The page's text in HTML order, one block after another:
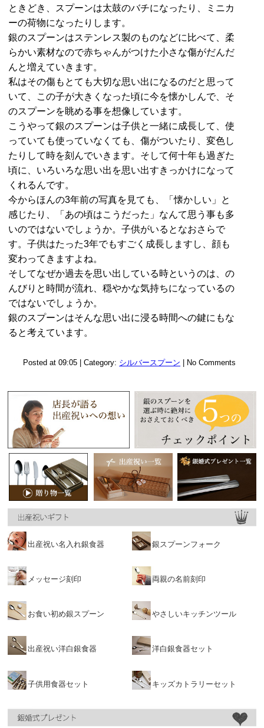
ときどき、スプーンは太鼓のバチになったり、ミニカ
ーの荷物になったりします。
銀のスプーンはステンレス製のものなどに比べて、柔
らかい素材なので赤ちゃんがつけた小さな傷がだんだ
んと増えていきます。
私はその傷もとても大切な思い出になるのだと思って
いて、この子が大きくなった頃に今を懐かしんで、そ
のスプーンを眺める事を想像しています。
こうやって銀のスプーンは子供と一緒に成長して、使
っていても使っていなくても、傷がついたり、変色し
たりして時を刻んでいきます。そして何十年も過ぎた
頃に、いろいろな思い出を思い出すきっかけになって
くれるんです。
今からほんの3年前の写真を見ても、「懐かしい」と
感じたり、「あの頃はこうだった」なんて思う事も多
いのではないでしょうか。子供がいるとなおさらで
す。子供はたった3年でもすごく成長しますし、顔も
変わってきますよね。
そしてなぜか過去を思い出している時というのは、の
んびりと時間が流れ、穏やかな気持ちになっているの
ではないでしょうか。
銀のスプーンはそんな思い出に浸る時間への鍵にもな
ると考えています。
Posted at 09:05 | Category: シルバースプーン | No Comments
出産祝い名入れ銀食器 銀スプーンフォーク
メッセージ刻印 両親の名前刻印
お食い初め銀スプーン やさしいキッチンツール
出産祝い洋白銀食器 洋白銀食器セット
子供用食器セット キッズカトラリーセット